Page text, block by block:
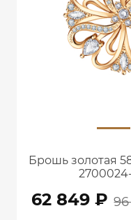
Брошь золотая
62 849 ₽